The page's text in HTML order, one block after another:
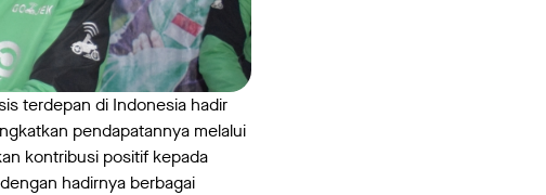
terdepan di Indonesia hadir
pendapatannya melalui
kontribusi positif kepada
hadirnya berbagai